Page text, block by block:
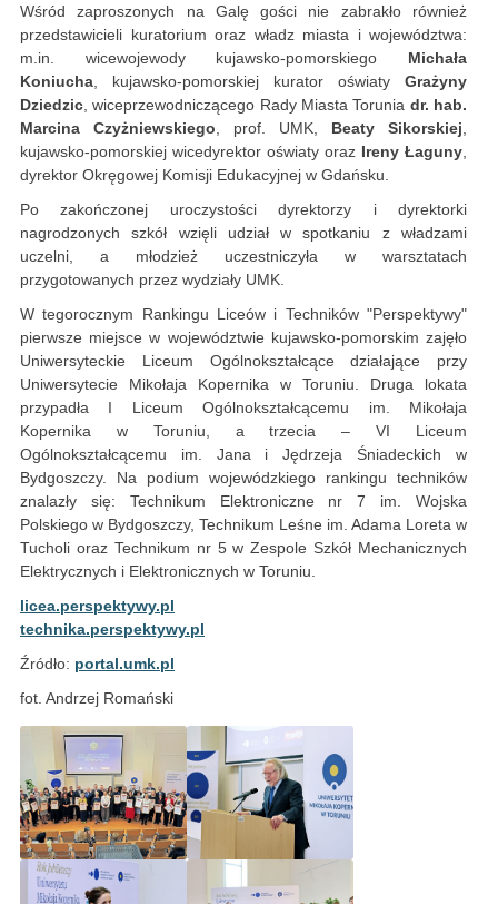
Wśród zaproszonych na Galę gości nie zabrakło również
przedstawicieli kuratorium oraz władz miasta i województwa:
m.in. wicewojewody kujawsko-pomorskiego Michała
Koniucha , kujawsko-pomorskiej kurator oświaty Grażyny
Dziedzic , wiceprzewodniczącego Rady Miasta Torunia dr. hab.
Marcina Czyżniewskiego , prof. UMK, Beaty Sikorskiej
kujawsko-pomorskiej wicedyrektor oświaty oraz Ireny Łaguny
dyrektor Okręgowej Komisji Edukacyjnej w Gdańsku.
Po zakończonej uroczystości dyrektorzy i dyrektorki
nagrodzonych szkół wzięli udział w spotkaniu z władzami
uczelni, a młodzież uczestniczyła w warsztatach
przygotowanych przez wydziały UMK.
W tegorocznym Rankingu Liceów i Techników "Perspektywy"
pierwsze miejsce w województwie kujawsko-pomorskim zajęło
Uniwersyteckie Liceum Ogólnokształcące działające przy
Uniwersytecie Mikołaja Kopernika w Toruniu. Druga lokata
przypadła I Liceum Ogólnokształcącemu im. Mikołaja
Kopernika w Toruniu, a trzecia – VI Liceum
Ogólnokształcącemu im. Jana i Jędrzeja Śniadeckich w
Bydgoszczy. Na podium wojewódzkiego rankingu techników
znalazły się: Technikum Elektroniczne nr 7 im. Wojska
Polskiego w Bydgoszczy, Technikum Leśne im. Adama Loreta w
Tucholi oraz Technikum nr 5 w Zespole Szkół Mechanicznych
Elektrycznych i Elektronicznych w Toruniu.
licea.perspektywy.pl
technika.perspektywy.pl
Źródło: portal.umk.pl
fot. Andrzej Romański